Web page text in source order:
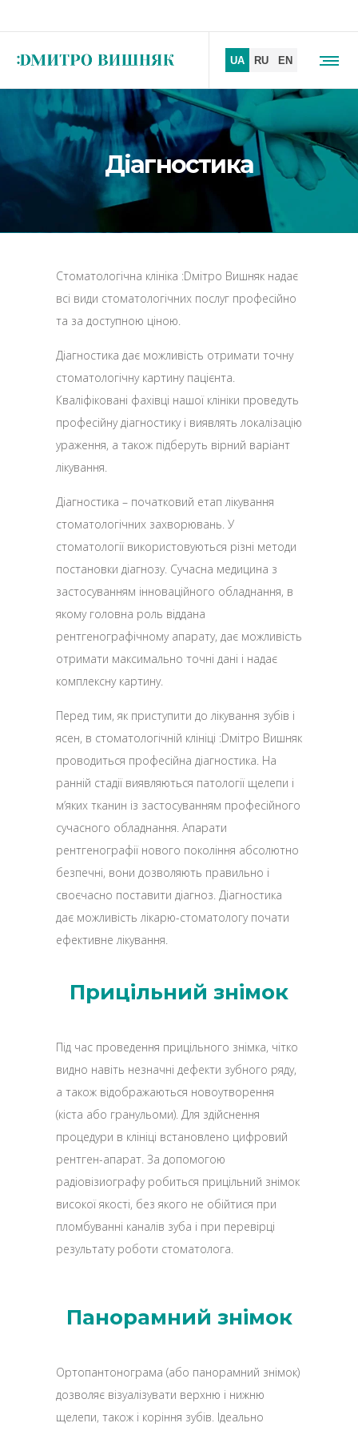
Діагностика
Стоматологічна клініка :Dмітро Вишняк надає
всі види стоматологічних послуг професійно
та за доступною ціною.
Діагностика дає можливість отримати точну
стоматологічну картину пацієнта.
Кваліфіковані фахівці нашої клініки проведуть
професійну діагностику і виявлять локалізацію
ураження, а також підберуть вірний варіант
лікування.
Діагностика – початковий етап лікування
стоматологічних захворювань. У
стоматології використовуються різні методи
постановки діагнозу. Сучасна медицина з
застосуванням інноваційного обладнання, в
якому головна роль віддана
рентгенографічному апарату, дає можливість
отримати максимально точні дані і надає
комплексну картину.
Перед тим, як приступити до лікування зубів і
ясен, в стоматологічній клініці :Dмітро Вишняк
проводиться професійна діагностика. На
ранній стадії виявляються патології щелепи і
м’яких тканин із застосуванням професійного
сучасного обладнання. Апарати
рентгенографії нового покоління абсолютно
безпечні, вони дозволяють правильно і
своєчасно поставити діагноз. Діагностика
дає можливість лікарю-стоматологу почати
ефективне лікування.
Прицільний знімок
Під час проведення прицільного знімка, чітко
видно навіть незначні дефекти зубного ряду,
а також відображаються новоутворення
(кіста або гранульоми). Для здійснення
процедури в клініці встановлено цифровий
рентген-апарат. За допомогою
радіовізиографу робиться прицільний знімок
високої якості, без якого не обійтися при
пломбуванні каналів зуба і при перевірці
результату роботи стоматолога.
Панорамний знімок
Ортопантонограма (або панорамний знімок)
дозволяє візуалізувати верхню і нижню
щелепи, також і коріння зубів. Ідеально